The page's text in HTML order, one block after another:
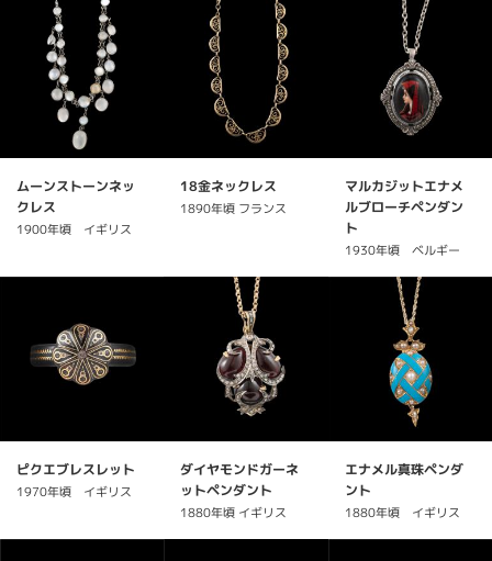
ムーンストーンネッ
クレス
1900年頃 イギリス
18金ネックレス
1890年頃 フランス
マルカジットエナメ
ルブローチペンダン
ト
1930年頃 ベルギー
ピクエブレスレット
1970年頃 イギリス
ダイヤモンドガーネ
ットペンダント
1880年頃 イギリス
エナメル真珠ペンダ
ント
1880年頃 イギリス